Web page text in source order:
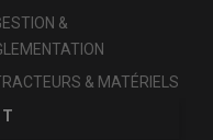
&
& MATÉRIELS